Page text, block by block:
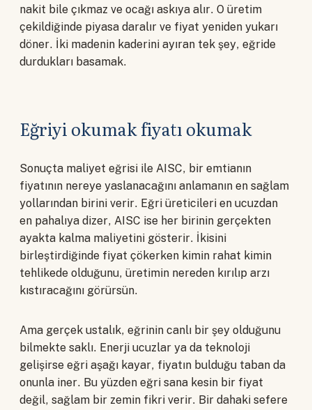
nakit bile çıkmaz ve ocağı askıya alır. O üretim
çekildiğinde piyasa daralır ve fiyat yeniden yukarı
döner. İki madenin kaderini ayıran tek şey, eğride
durdukları basamak.
Eğriyi okumak fiyatı okumak
Sonuçta maliyet eğrisi ile AISC, bir emtianın
fiyatının nereye yaslanacağını anlamanın en sağlam
yollarından birini verir. Eğri üreticileri en ucuzdan
en pahalıya dizer, AISC ise her birinin gerçekten
ayakta kalma maliyetini gösterir. İkisini
birleştirdiğinde fiyat çökerken kimin rahat kimin
tehlikede olduğunu, üretimin nereden kırılıp arzı
kıstıracağını görürsün.
Ama gerçek ustalık, eğrinin canlı bir şey olduğunu
bilmekte saklı. Enerji ucuzlar ya da teknoloji
gelişirse eğri aşağı kayar, fiyatın bulduğu taban da
onunla iner. Bu yüzden eğri sana kesin bir fiyat
değil, sağlam bir zemin fikri verir. Bir dahaki sefere